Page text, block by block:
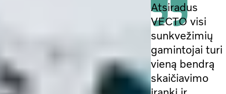
Atsiradus
VECTO visi
sunkvežimių
gamintojai turi
vieną bendrą
skaičiavimo